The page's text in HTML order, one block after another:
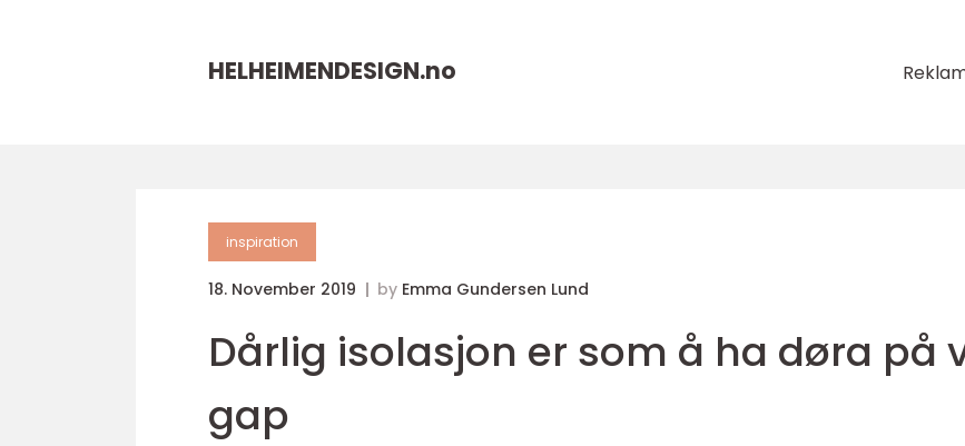
HELHEIMENDESIGN.no
inspiration
18. November 2019 by Emma Gundersen Lund
Dårlig isolasjon er som å ha døra på
gap